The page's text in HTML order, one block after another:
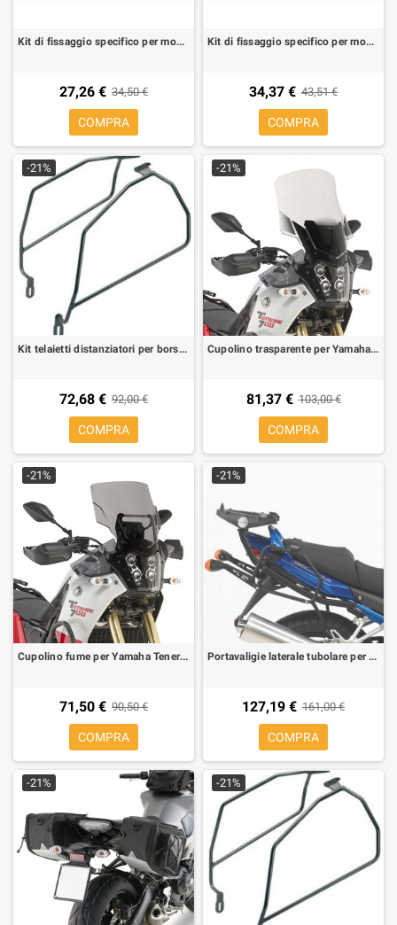
Kit di fissaggio specifico per montare TE3100KIT in assenza del Monorack
27,26 € 34,50 €
COMPRA
Kit di fissaggio specifico per montare TE2118K in assenza del Monorack
34,37 € 43,51 €
COMPRA
-21%
Kit telaietti distanziatori per borse morbide laterali per Yamaha MT-07 14-17, si puo' montare senza Monorack acquistando il kit 2118KIT
72,68 € 92,00 €
COMPRA
-21%
Cupolino trasparente per Yamaha Tenere 2019-2023 Kappa KD2145ST
81,37 € 103,00 €
COMPRA
-21%
Cupolino fume per Yamaha Tenere 2019-2023 Kappa KD2145S
71,50 € 90,50 €
COMPRA
-21%
Portavaligie laterale tubolare per valigie MONOKEY per Honda XL 650V Transalp 00-07
127,19 € 161,00 €
COMPRA
-21% -21%